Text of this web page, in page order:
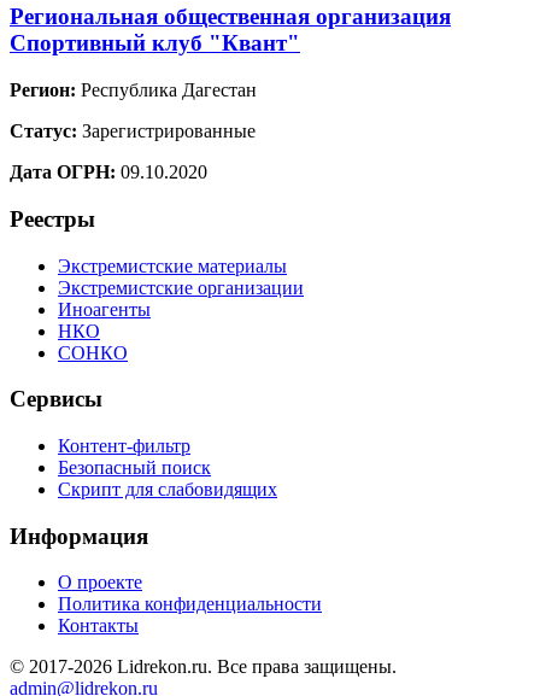
Региональная общественная организация
Спортивный клуб "Квант"
Регион: Республика Дагестан
Статус: Зарегистрированные
Дата ОГРН: 09.10.2020
Реестры
Экстремистские материалы
Экстремистские организации
Иноагенты
НКО
СОНКО
Сервисы
Контент-фильтр
Безопасный поиск
Скрипт для слабовидящих
Информация
О проекте
Политика конфиденциальности
Контакты
© 2017-2026 Lidrekon.ru. Все права защищены.
admin@lidrekon.ru